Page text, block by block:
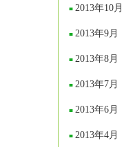
2013年10月
2013年9月
2013年8月
2013年7月
2013年6月
2013年4月